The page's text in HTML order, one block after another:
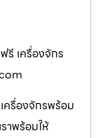
รี เครื่องจักร
ครื่องจักรพร้อม
าพร้อมให้